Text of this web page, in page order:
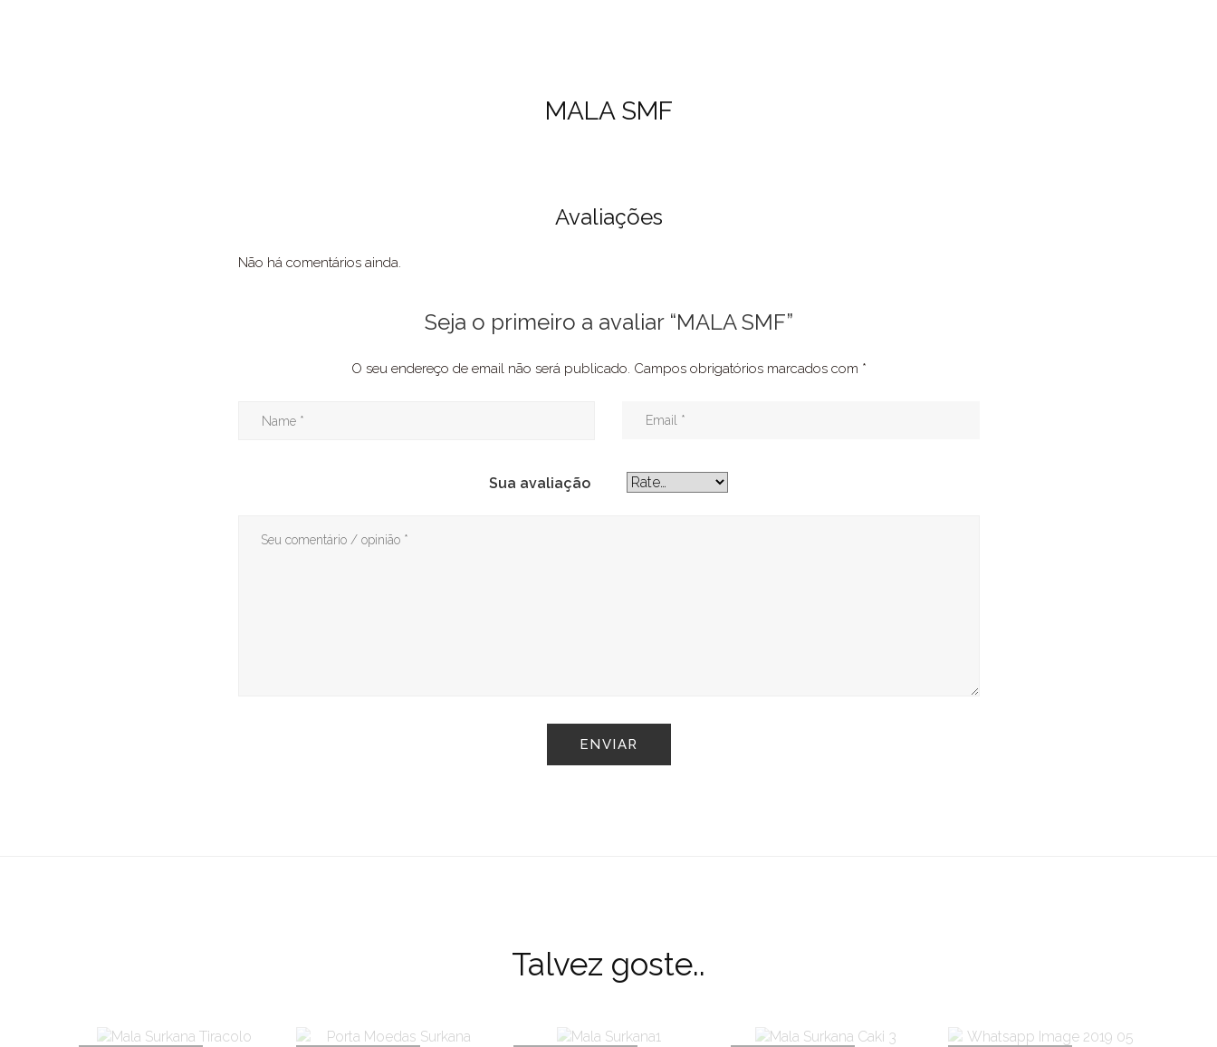
MALA SMF
Avaliações
Não há comentários ainda.
Seja o primeiro a avaliar “MALA SMF”
O seu endereço de email não será publicado. Campos obrigatórios marcados com *
Sua avaliação
Talvez goste..